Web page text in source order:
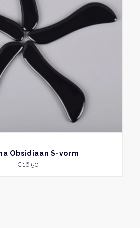
Obsidiaan S-vorm
€16,50